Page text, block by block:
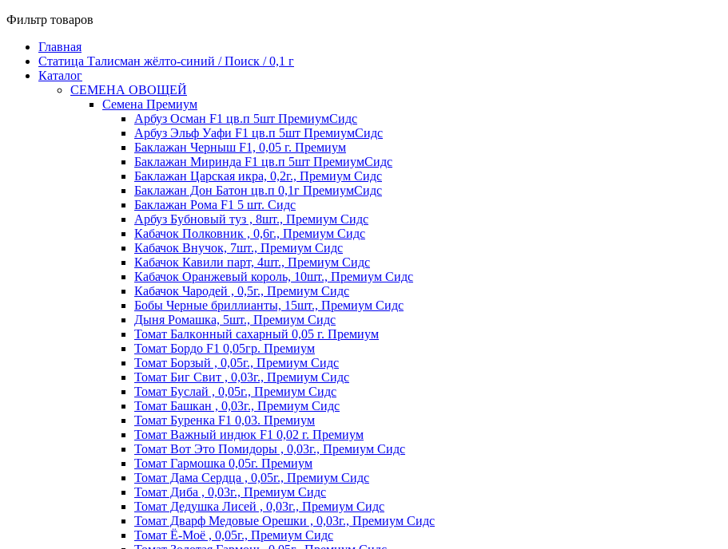
Фильтр товаров
Главная
Статица Талисман жёлто-синий / Поиск / 0,1 г
Каталог
СЕМЕНА ОВОЩЕЙ
Семена Премиум
Арбуз Осман F1 цв.п 5шт ПремиумСидс
Арбуз Эльф Уафи F1 цв.п 5шт ПремиумСидс
Баклажан Черныш F1, 0,05 г. Премиум
Баклажан Миринда F1 цв.п 5шт ПремиумСидс
Баклажан Царская икра, 0,2г., Премиум Сидс
Баклажан Дон Батон цв.п 0,1г ПремиумСидс
Баклажан Рома F1 5 шт. Сидс
Арбуз Бубновый туз , 8шт., Премиум Сидс
Кабачок Полковник , 0,6г., Премиум Сидс
Кабачок Внучок, 7шт., Премиум Сидс
Кабачок Кавили парт, 4шт., Премиум Сидс
Кабачок Оранжевый король, 10шт., Премиум Сидс
Кабачок Чародей , 0,5г., Премиум Сидс
Бобы Черные бриллианты, 15шт., Премиум Сидс
Дыня Ромашка, 5шт., Премиум Сидс
Томат Бaлкoнный caxapный 0,05 г. Пpeмиyм
Томат Бордо F1 0,05гр. Премиум
Томат Борзый , 0,05г., Премиум Сидс
Томат Биг Свит , 0,03г., Премиум Сидс
Томат Буслай , 0,05г., Премиум Сидс
Томат Башкан , 0,03г., Премиум Сидс
Томат Буренка F1 0,03. Премиум
Томат Baжный индюк F1 0,02 г. Пpeмиyм
Томат Вот Это Помидоры , 0,03г., Премиум Сидс
Томат Гармошка 0,05г. Премиум
Томат Дама Сердца , 0,05г., Премиум Сидс
Томат Диба , 0,03г., Премиум Сидс
Томат Дедушка Лисей , 0,03г., Премиум Сидс
Томат Дварф Медовые Орешки , 0,03г., Премиум Сидс
Томат Ё-Моё , 0,05г., Премиум Сидс